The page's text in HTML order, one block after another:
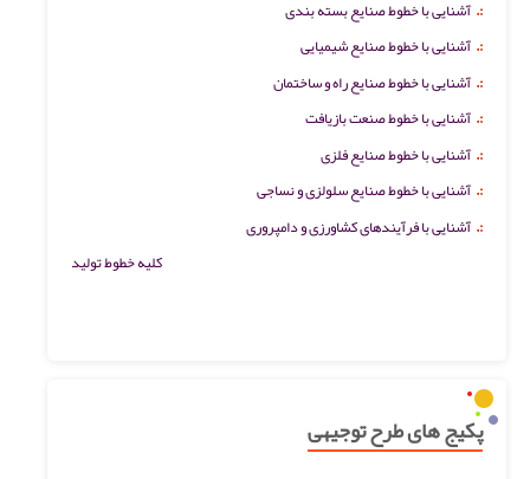
:. آشنایی با خطوط صنایع بسته بندی
:. آشنایی با خطوط صنایع شیمیایی
:. آشنایی با خطوط صنایع راه و ساختمان
:. آشنایی با خطوط صنعت بازیافت
:. آشنایی با خطوط صنایع فلزی
:. آشنایی با خطوط صنایع سلولزی و نساجی
:. آشنایی با فرآیندهای کشاورزی و دامپروری
کلیه خطوط تولید
پکیج های طرح توجیهی